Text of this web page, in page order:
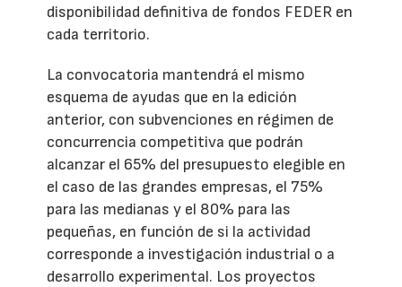
disponibilidad definitiva de fondos FEDER en
cada territorio.
La convocatoria mantendrá el mismo
esquema de ayudas que en la edición
anterior, con subvenciones en régimen de
concurrencia competitiva que podrán
alcanzar el 65% del presupuesto elegible en
el caso de las grandes empresas, el 75%
para las medianas y el 80% para las
pequeñas, en función de si la actividad
corresponde a investigación industrial o a
desarrollo experimental. Los proyectos